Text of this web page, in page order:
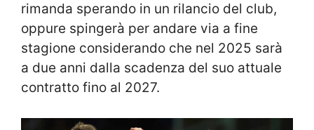
rimanda sperando in un rilancio del club,
oppure spingerà per andare via a fine
stagione considerando che nel 2025 sarà
a due anni dalla scadenza del suo attuale
contratto fino al 2027.